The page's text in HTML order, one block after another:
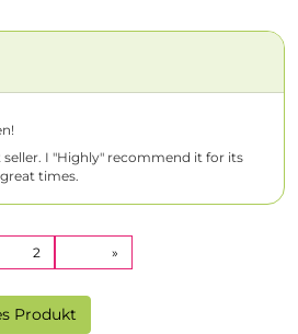
I "Highly" recommend it for its
times.
2 »
Produkt